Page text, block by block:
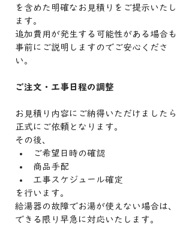
を含めた明確なお見積りをご提示いたし
ます。
追加費用が発生する可能性がある場合も
事前にご説明しますのでご安心くださ
い。
ご注文・工事日程の調整
お見積り内容にご納得いただけましたら
正式にご依頼となります。
その後、
ご希望日時の確認
商品手配
工事スケジュール確定
を行います。
給湯器の故障でお湯が使えない場合は、
できる限り早急に対応いたします。